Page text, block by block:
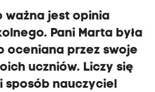
ważna jest opinia
Pani Marta była
oceniana przez swoje
uczniów. Liczy się
sposób nauczyciel